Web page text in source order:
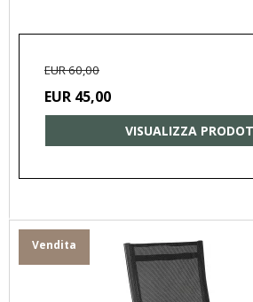
EUR 60,00
EUR 45,00
VISUALIZZA
Vendita